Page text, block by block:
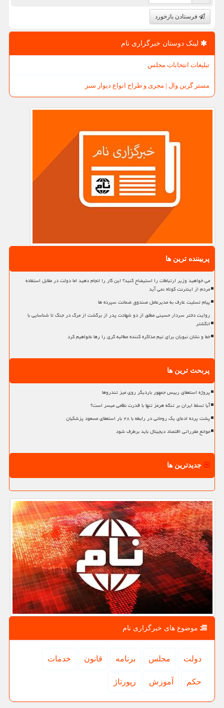
فرستادن بازخورد
لینک دوستان خبرگزاری نام
تبلیغات انتخابات مجلس
مستر گرین وال | مجری و طراح انواع دیوار سبز
پربیننده ترین ها
می خواهید وزیر ارتباطات را استیضاح کنید؟ این کار را انجام دهید اما دولت در مقابل استفاده
مردم از اینترنت کوتاه نمی آید
پیام تسلیت عارف به مدیرعامل صندوق ضمانت سپرده ها
روایت دختر سردار حسینی مطلق از دو شهادت پدر از برگشت از مرگ در جنگ تا شناسایی با
انگشتر
خط و نشان نبویان برای تیم مذاکره کننده مطالبه گری را رها نخواهیم کرد
پربحث ترین ها
پروژه استعفای رییس جمهور باردیگر روی میز تندروها
آیا تسلط ایران بر تنگه هرمز تنها با قدرت نظامی میسر است؟
پشت پرده ادعای یک روحانی در رابطه با ۲۸ بار استعفای مسعود پزشکیان
موانع مقرراتی اقتصاد دیجیتال باید برطرف شود
جدیدترین ها
موضوع های خبرگزاری نام
دولت مجلس برنامه قانون خدمات
حكم آموزش رپورتاژ